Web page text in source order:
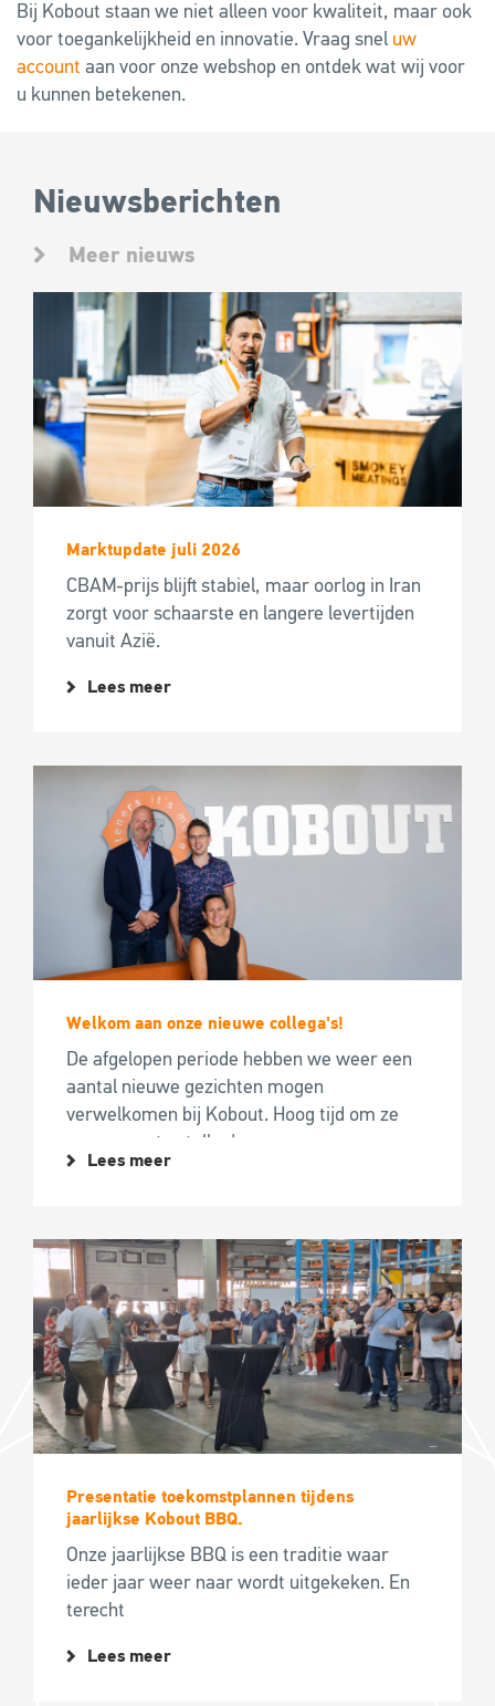
Bij Kobout staan we niet alleen voor kwaliteit, maar ook
voor toegankelijkheid en innovatie. Vraag snel uw
account aan voor onze webshop en ontdek wat wij voor
u kunnen betekenen.
Nieuwsberichten
Meer nieuws
Marktupdate juli 2026
CBAM-prijs blijft stabiel, maar oorlog in Iran
zorgt voor schaarste en langere levertijden
vanuit Azië.
Lees meer
Welkom aan onze nieuwe collega's!
De afgelopen periode hebben we weer een
aantal nieuwe gezichten mogen
verwelkomen bij Kobout. Hoog tijd om ze
aan u voor te stellen!
Lees meer
Presentatie toekomstplannen tijdens
jaarlijkse Kobout BBQ.
Onze jaarlijkse BBQ is een traditie waar
ieder jaar weer naar wordt uitgekeken. En
terecht
Lees meer